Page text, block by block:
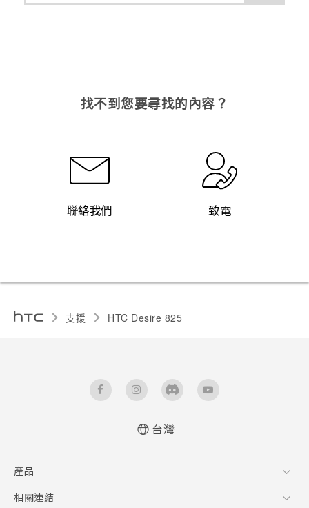
找不到您要尋找的內容？
聯絡我們 致電
支援 HTC Desire 825‎
台灣
產品
5G
相關連結